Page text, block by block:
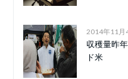
2014年11月
収穫量昨
ド米